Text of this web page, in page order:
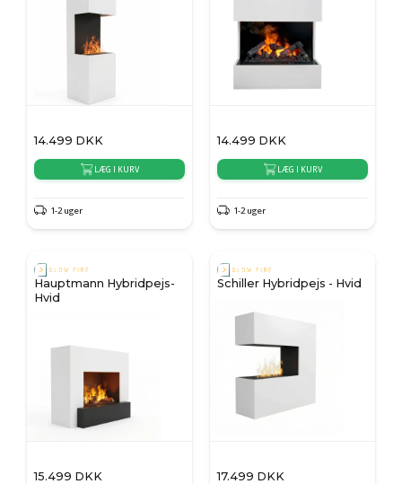
14.499 DKK
LÆG I KURV
1-2 uger
14.499 DKK
LÆG I KURV
1-2 uger
Hauptmann Hybridpejs-
Hvid
15.499 DKK
Schiller Hybridpejs - Hvid
17.499 DKK